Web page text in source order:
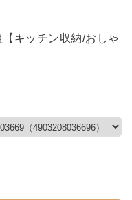
キッチン収納/おしゃ